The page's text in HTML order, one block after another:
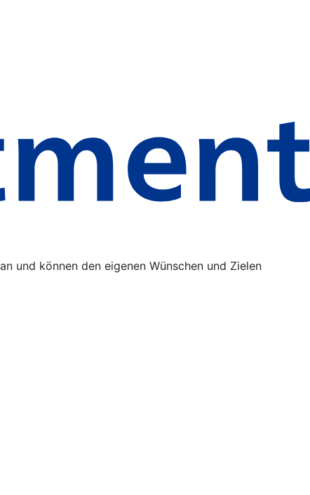
und können den eigenen Wünschen und Zielen